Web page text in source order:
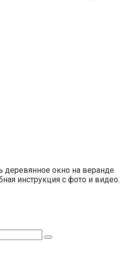
деревянное окно на веранде
инструкция с фото и видео.